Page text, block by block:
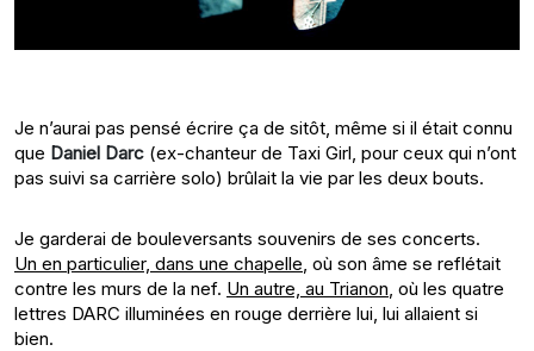
Je n’aurai pas pensé écrire ça de sitôt, même si il était connu
que Daniel Darc (ex-chanteur de Taxi Girl, pour ceux qui n’ont
pas suivi sa carrière solo) brûlait la vie par les deux bouts.
Je garderai de bouleversants souvenirs de ses concerts.
Un en particulier, dans une chapelle, où son âme se reflétait
contre les murs de la nef. Un autre, au Trianon, où les quatre
lettres DARC illuminées en rouge derrière lui, lui allaient si
bien.